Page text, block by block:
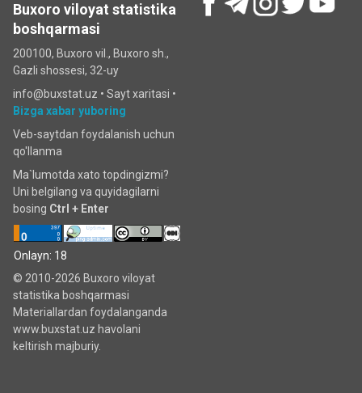
Buxoro viloyat statistika
boshqarmasi
200100, Buxoro vil., Buxoro sh.,
Gazli shossesi, 32-uy
info@buxstat.uz • Sayt xaritasi •
Bizga xabar yuboring
Veb-saytdan foydalanish uchun
qo'llanma
Ma`lumotda xato topdingizmi?
Uni belgilang va quyidagilarni
bosing Ctrl + Enter
Onlayn: 18
© 2010-2026 Buxoro viloyat
statistika boshqarmasi
Materiallardan foydalanganda
www.buxstat.uz havolani
keltirish majburiy.